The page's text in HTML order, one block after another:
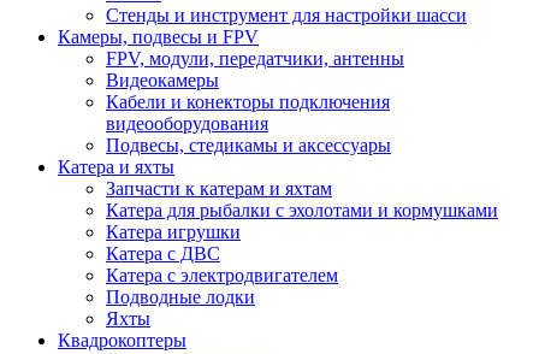
Стенды и инструмент для настройки шасси
Камеры, подвесы и FPV
FPV, модули, передатчики, антенны
Видеокамеры
Кабели и конекторы подключения
видеооборудования
Подвесы, стедикамы и аксессуары
Катера и яхты
Запчасти к катерам и яхтам
Катера для рыбалки с эхолотами и кормушками
Катера игрушки
Катера с ДВС
Катера с электродвигателем
Подводные лодки
Яхты
Квадрокоптеры